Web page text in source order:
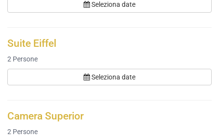
Seleziona date
Suite Eiffel
2 Persone
Seleziona date
Camera Superior
2 Persone